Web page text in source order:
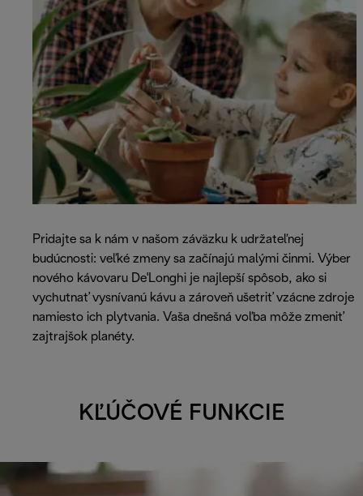
Pridajte sa k nám v našom záväzku k udržateľnej
budúcnosti: veľké zmeny sa začínajú malými činmi. Výber
nového kávovaru De'Longhi je najlepší spôsob, ako si
vychutnať vysnívanú kávu a zároveň ušetriť vzácne zdroje
namiesto ich plytvania. Vaša dnešná voľba môže zmeniť
zajtrajšok planéty.
KĽÚČOVÉ FUNKCIE